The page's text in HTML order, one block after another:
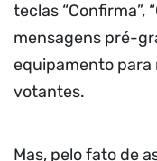
teclas “Confirma”,
mensagens pré-
equipamento para
votantes.
Mas, pelo fato de